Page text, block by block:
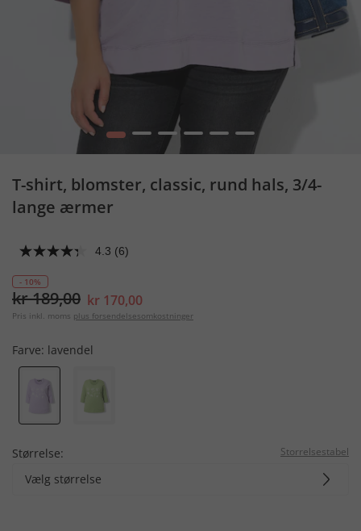
1 2 3 4 5 6
T-shirt, blomster, classic, rund hals, 3/4-
lange ærmer
4.3 (6)
- 10%
kr 189,00 kr 170,00
Pris inkl. moms plus forsendelsesomkostninger
Farve: lavendel
Størrelse: Storrelsestabel
Vælg størrelse